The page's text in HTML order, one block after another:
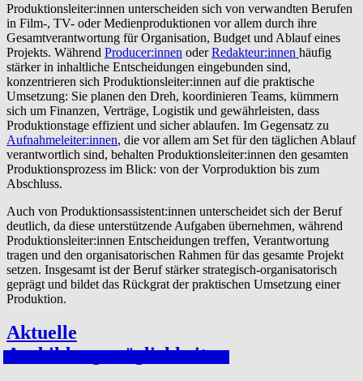
Produktionsleiter:innen unterscheiden sich von verwandten Berufen
in Film-, TV- oder Medienproduktionen vor allem durch ihre
Gesamtverantwortung für Organisation, Budget und Ablauf eines
Projekts. Während Producer:innen oderRedakteur:innen häufig
stärker in inhaltliche Entscheidungen eingebunden sind,
konzentrieren sich Produktionsleiter:innen auf die praktische
Umsetzung: Sie planen den Dreh, koordinieren Teams, kümmern
sich um Finanzen, Verträge, Logistik und gewährleisten, dass
Produktionstage effizient und sicher ablaufen. Im Gegensatz zu
Aufnahmeleiter:innen, die vor allem am Set für den täglichen Ablauf
verantwortlich sind, behalten Produktionsleiter:innen den gesamten
Produktionsprozess im Blick: von der Vorproduktion bis zum
Abschluss.
Auch von Produktionsassistent:innen unterscheidet sich der Beruf
deutlich, da diese unterstützende Aufgaben übernehmen, während
Produktionsleiter:innen Entscheidungen treffen, Verantwortung
tragen und den organisatorischen Rahmen für das gesamte Projekt
setzen. Insgesamt ist der Beruf stärker strategisch-organisatorisch
geprägt und bildet das Rückgrat der praktischen Umsetzung einer
Produktion.
Aktuelle
Aus­bil­dungsmöglichkeit­en